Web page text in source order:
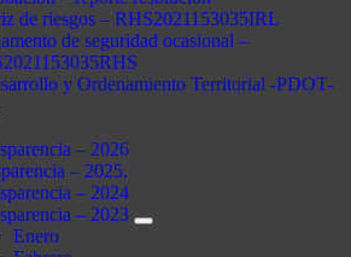
de riesgos – RHS2021153035IRL
de seguridad ocasional –
y Ordenamiento Territorial -PDOT-
– 2026
– 2025.
– 2024
– 2023
Enero